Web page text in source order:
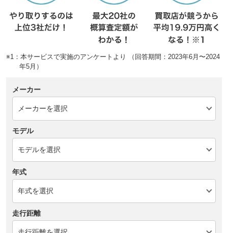
※1：本サービスで実施のアンケートより （回答期間：2023年6月〜2024
年5月）
メーカー
モデル
年式
走行距離